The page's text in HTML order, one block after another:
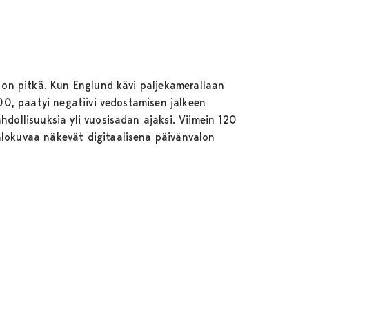
pitkä. Kun Englund kävi paljekamerallaan
päätyi negatiivi vedostamisen jälkeen
yli vuosisadan ajaksi. Viimein 120
näkevät digitaalisena päivänvalon